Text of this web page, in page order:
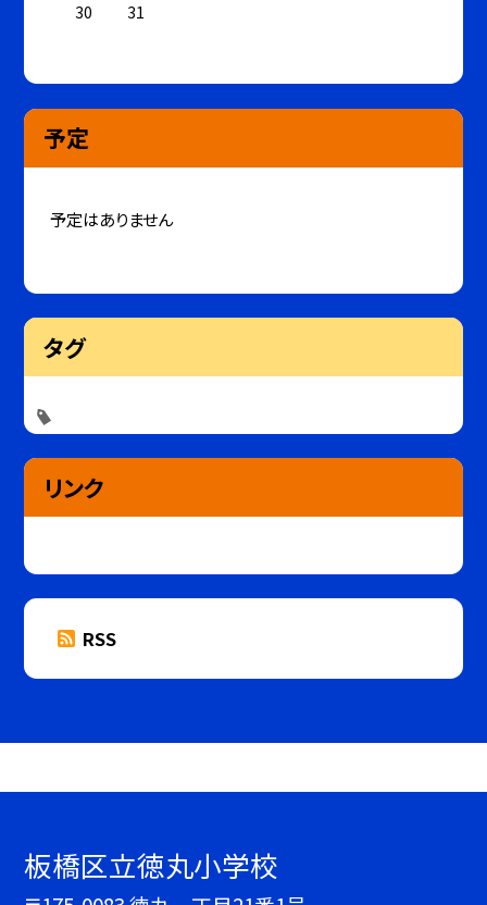
30
31
予定
予定はありません
タグ
リンク
RSS
板橋区立徳丸小学校